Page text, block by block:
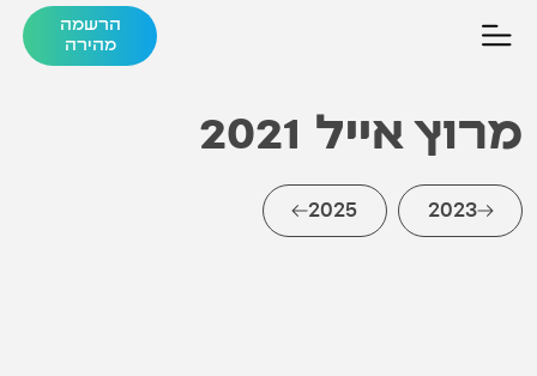
הרשמה
מהירה
2021 מרוץ אייל
2025 2023